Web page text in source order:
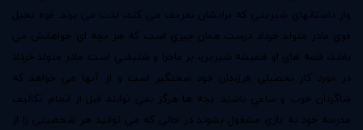
واز داستانهاي شيريني كه برايشان تعريف مي كند، لذت مي برند. قوه تخيل
قوي مادر متولد خرداد درست همان چيزي است كه هر بچه اي خواهانش مي
باشد، قصه هاي او هميشه شيرين، پر ماجرا و شنيدني است. مادر متولد خرداد
در مورد كار تحصيلي فرزندان خود سختگير است و از آنها مي خواهد كه
شاگردان خوب و ساعي باشند. بچه ها هرگز نمي توانند قبل از انجام تكاليف
مدرسه خود به بازي مشغول بشوند در حالي كه مي توانيد هر شخصيتي را از